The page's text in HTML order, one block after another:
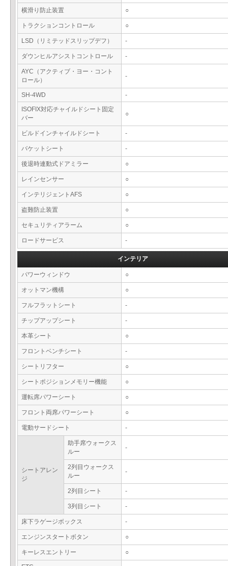
横滑り防止装置 ○
トラクションコントロール ○
LSD（リミテッドスリップデフ） -
ダウンヒルアシストコントロール -
AYC（アクティブ・ヨー・コント
ロール）
-
SH-4WD
-
ISOFIX対応チャイルドシート固定
バー
○
ビルドインチャイルドシート -
バケットシート -
後退時連動式ドアミラー ○
レインセンサー ○
インテリジェントAFS ○
盗難防止装置 ○
セキュリティアラーム ○
ロードサービス -
インテリア
パワーウィンドウ ○
オットマン機構 ○
フルフラットシート -
チップアップシート -
本革シート ○
フロントベンチシート -
シートリフター ○
シートポジションメモリー機能 ○
運転席パワーシート ○
フロント両席パワーシート ○
電動サードシート -
シートアレン
ジ
助手席ウォークス
ルー
-
2列目ウォークス
ルー
-
2列目シート -
3列目シート -
床下ラゲージボックス -
エンジンスタートボタン ○
キーレスエントリー ○